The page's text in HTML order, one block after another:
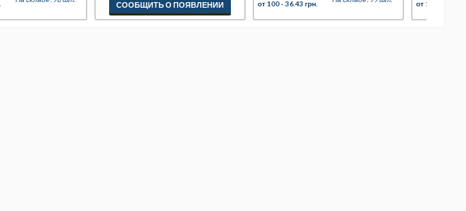
СООБЩИТЬ О ПОЯВЛЕНИИ
от 100 - 36.43 грн.
от 100 -